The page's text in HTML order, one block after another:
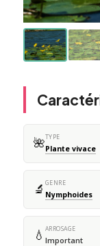
🌺TYPE
Plante vivace
🔬 GENRE
Nymphoides
💧 ARROSAGE
Important